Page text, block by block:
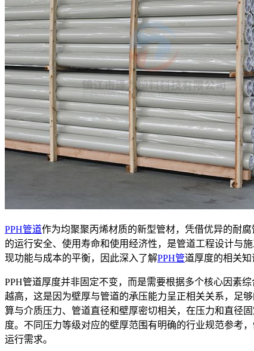
PPH管道作为均聚聚丙烯材质的新型管材，凭借优异的耐
的运行安全、使用寿命和使用经济性，是管道工程设计与
现功能与成本的平衡，因此深入了解PPH管道厚度的相关知
PPH管道厚度并非固定不变，而是需要根据多个核心因素
越高，这是因为壁厚与管道的承压能力呈正相关关系，足
算与介质压力、管道直径和壁厚密切相关，在压力和直径
度。不同压力等级对应的壁厚范围有明确的行业规范参考
运行需求。